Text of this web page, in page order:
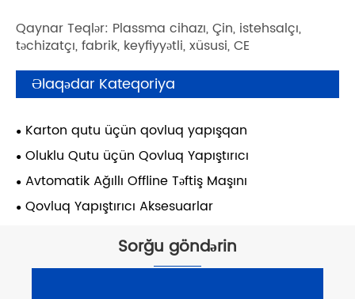
Qaynar Teqlər: Plassma cihazı, Çin, istehsalçı,
təchizatçı, fabrik, keyfiyyətli, xüsusi, CE
Əlaqədar Kateqoriya
Karton qutu üçün qovluq yapışqan
Oluklu Qutu üçün Qovluq Yapıştırıcı
Avtomatik Ağıllı Offline Təftiş Maşını
Qovluq Yapıştırıcı Aksesuarlar
Sorğu göndərin